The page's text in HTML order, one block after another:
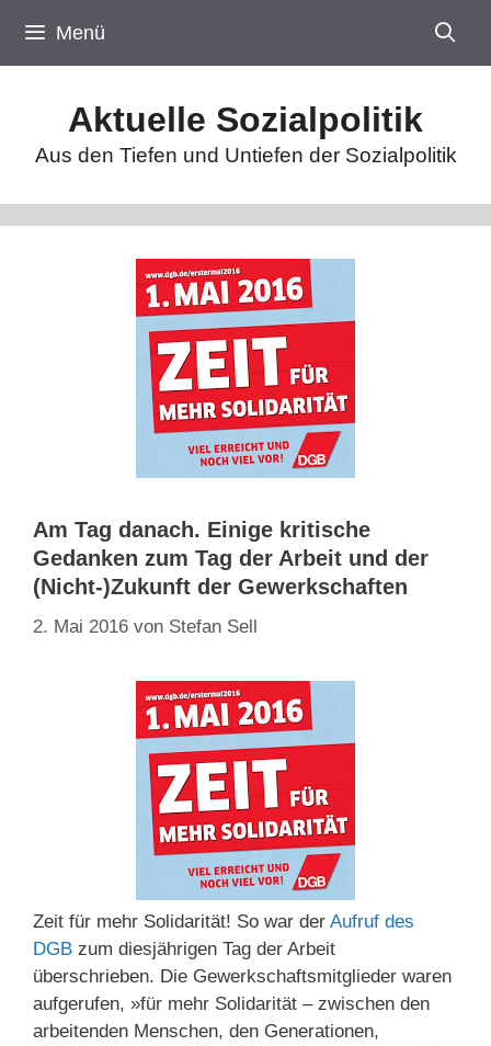
Inhalt
springen
Menü
Aktuelle Sozialpolitik
Aus den Tiefen und Untiefen der Sozialpolitik
Am Tag danach. Einige kritische
Gedanken zum Tag der Arbeit und der
(Nicht-)Zukunft der Gewerkschaften
2. Mai 2016 von Stefan Sell
Zeit für mehr Solidarität! So war der Aufruf des
DGB zum diesjährigen Tag der Arbeit
überschrieben. Die Gewerkschaftsmitglieder waren
aufgerufen, »für mehr Solidarität – zwischen den
arbeitenden Menschen, den Generationen,